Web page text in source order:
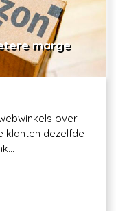
marge
over
klanten dezelfde